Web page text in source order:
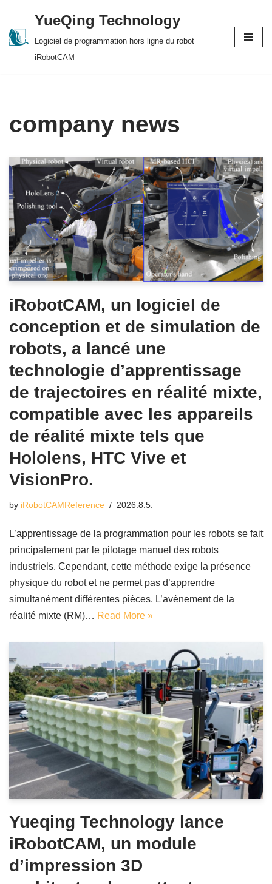
Skip
YueQing Technology
Logiciel de programmation hors ligne du robot
iRobotCAM
company news
iRobotCAM, un logiciel de
conception et de simulation de
robots, a lancé une
technologie d’apprentissage
de trajectoires en réalité mixte,
compatible avec les appareils
de réalité mixte tels que
Hololens, HTC Vive et
VisionPro.
by iRobotCAMReference 2026.8.5.
L’apprentissage de la programmation pour les robots se fait
principalement par le pilotage manuel des robots
industriels. Cependant, cette méthode exige la présence
physique du robot et ne permet pas d’apprendre
simultanément différentes pièces. L’avènement de la
réalité mixte (RM)… Read More »
Yueqing Technology lance
iRobotCAM, un module
d’impression 3D